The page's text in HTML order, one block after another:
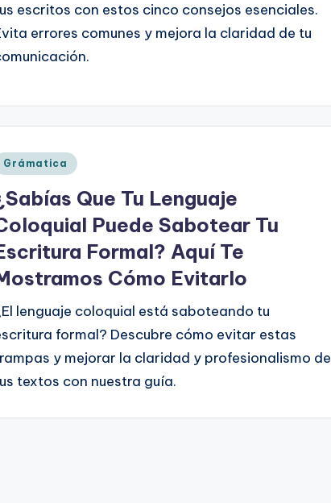
escritos con estos cinco consejos esenciales.
errores comunes y mejora la claridad de tu
Grámatica
Que Tu Lenguaje
Puede Sabotear Tu
Formal? Aquí Te
Cómo Evitarlo
lenguaje coloquial está saboteando tu
formal? Descubre cómo evitar estas
y mejorar la claridad y profesionalismo de
textos con nuestra guía.